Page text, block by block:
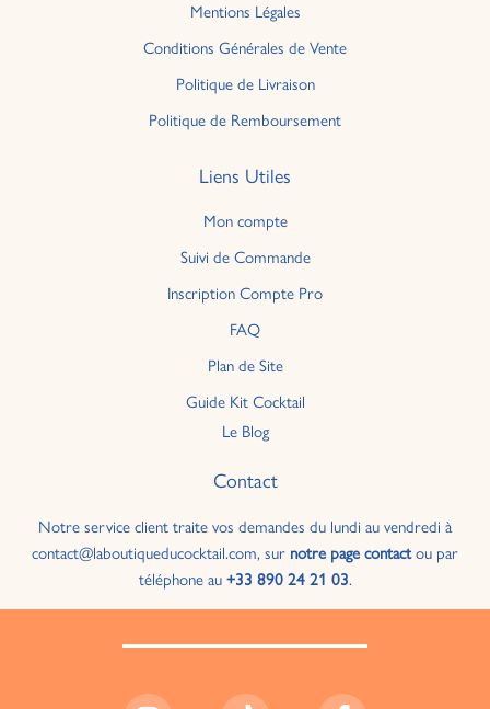
Mentions Légales
Conditions Générales de Vente
Politique de Livraison
Politique de Remboursement
Liens Utiles
Mon compte
Suivi de Commande
Inscription Compte Pro
FAQ
Plan de Site
Guide Kit Cocktail
Le Blog
Contact
Notre service client traite vos demandes du lundi au vendredi à
contact@laboutiqueducocktail.com, sur notre page contactou par
téléphone au +33 890 24 21 03.